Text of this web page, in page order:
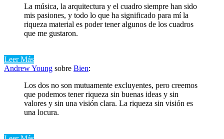
La música, la arquitectura y el cuadro siempre han sido
mis pasiones, y todo lo que ha significado para mí la
riqueza material es poder tener algunos de los cuadros
que me gustaron.
Leer Más
Andrew Young sobre Bien:
Los dos no son mutuamente excluyentes, pero creemos
que podemos tener riqueza sin buenas ideas y sin
valores y sin una visión clara. La riqueza sin visión es
una locura.